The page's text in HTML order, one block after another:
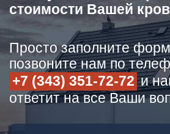
стоимости Вашей
Просто заполните
позвоните нам по
+7 (343) 351-72-72 и
ответит на все Ваши